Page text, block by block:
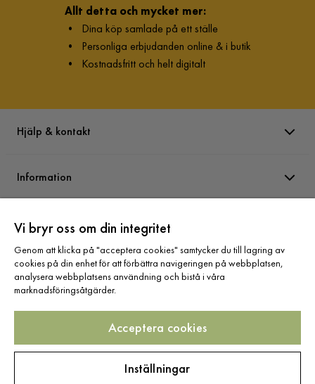
Allt detta och mycket mer:
• Dina köp samlade på ett ställe
• Personliga erbjudanden online & i butik
• Kostnadsfritt och helt digitalt
Hjälp & kontakt
Information
Varumärken
Sortiment
Följ oss
Vi bryr oss om din integritet
Genom att klicka på "acceptera cookies" samtycker du till lagring av
cookies på din enhet för att förbättra navigeringen på webbplatsen,
analysera webbplatsens användning och bistå i våra
marknadsföringsåtgärder.
Acceptera cookies
Inställningar